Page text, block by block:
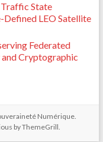
State
LEO Satellite
Federated
Cryptographic
Numérique.
byThemeGrill.